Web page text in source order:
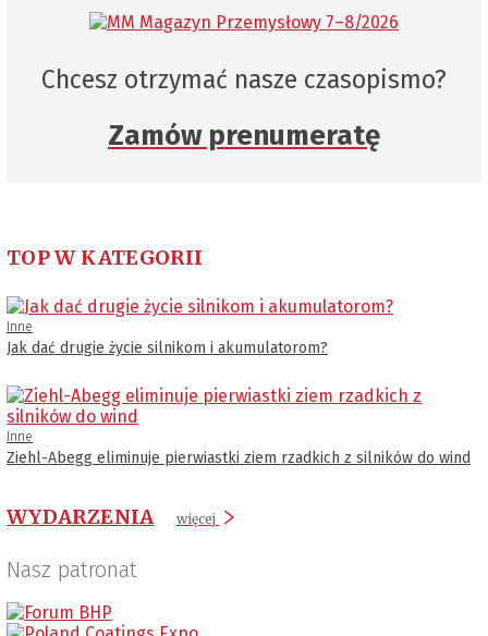
Chcesz otrzymać nasze czasopismo?
Zamów prenumeratę
TOP W KATEGORII
Inne
Jak dać drugie życie silnikom i akumulatorom?
Inne
Ziehl-Abegg eliminuje pierwiastki ziem rzadkich z silników do wind
WYDARZENIA więcej
Nasz patronat